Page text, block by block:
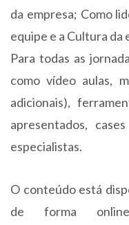
da empresa; Como
equipe e a Cultura da
Para todas as
como vídeo aulas,
adicionais),
apresentados,
especialistas.
O conteúdo está
de forma